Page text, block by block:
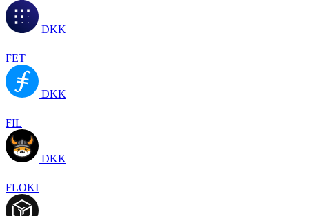
DKK
FET
DKK
FIL
DKK
FLOKI